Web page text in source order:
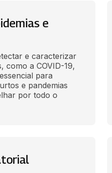
e
e caracterizar
como a COVID-19,
para
e pandemias
por todo o